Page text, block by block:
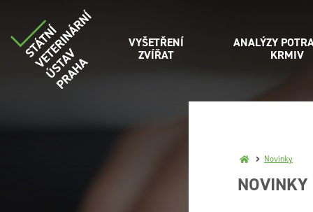
VYŠETŘENÍ
ZVÍŘAT
ANALÝZY
KRMIV
Novinky
NOVINKY